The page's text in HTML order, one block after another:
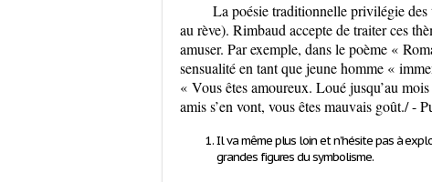
La poésie traditionnelle privilégie des
au rève). Rimbaud accepte de traiter ces
amuser. Par exemple, dans le poème «
sensualité en tant que jeune homme «
« Vous êtes amoureux. Loué jusqu’au
amis s’en vont, vous êtes mauvais goût./ -
Il va même plus loin et n’hésite pas à
grandes figures du symbolisme.